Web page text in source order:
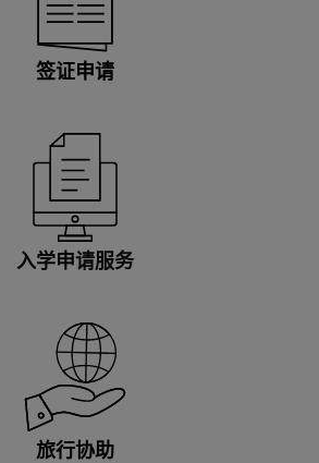
签证申请
入学申请服务
旅行协助